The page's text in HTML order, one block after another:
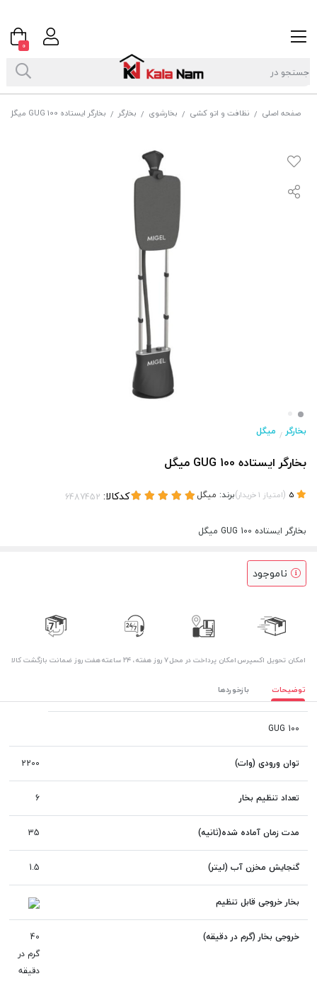
صفحه اصلی / نظافت و اتو کشی / بخارشوی / بخارگر / بخارگر ایستاده GUG 100 میگل
بخارگر / میگل
بخارگر ایستاده GUG 100 میگل
(امتیاز 1خریدار)برند: میگل کدکالا:
بخارگر ایستاده GUG 100 میگل
ناموجود
اﻣﮑﺎن ﺗﺤﻮﯾﻞ اﮐﺴﭙﺮسامکان پرداخت در محل۷ روز ﻫﻔﺘﻪ، ۲۴ ﺳﺎﻋﺘﻪ هفت روز ضمانت بازگشت کالا
توضیحات بازخوردها
GUG 100
توان ورودی (وات) 2200
تعداد تنظیم بخار 6
مدت زمان آماده شده(ثانیه) 35
گنجایش مخزن آب (لیتر) 1.5
بخار خروجی قابل تنظیم
خروجی بخار (گرم در دقیقه)
40
گرم در
دقیقه
0